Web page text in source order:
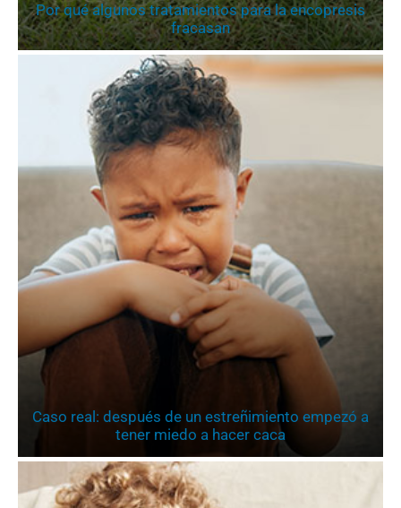
Por qué algunos tratamientos para la encopresis
fracasan
Caso real: después de un estreñimiento empezó a
tener miedo a hacer caca